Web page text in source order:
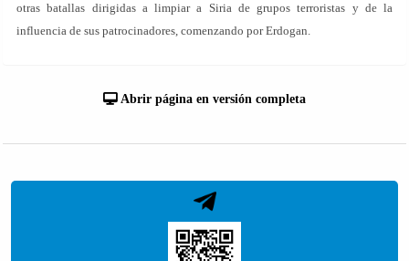
otras batallas dirigidas a limpiar a Siria de grupos terroristas y de la
influencia de sus patrocinadores, comenzando por Erdogan.
Abrir página en versión completa